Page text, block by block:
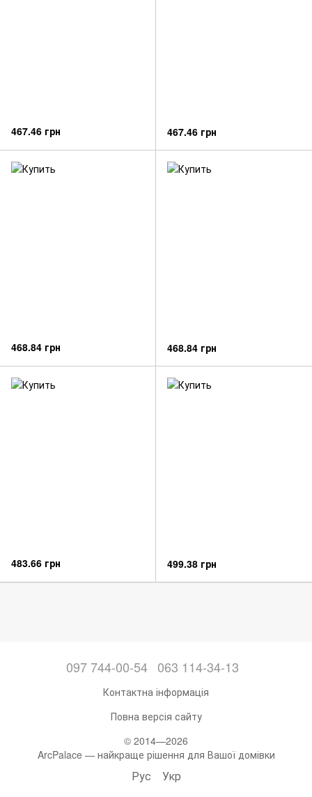
467.46 грн 467.46 грн
468.84 грн 468.84 грн
483.66 грн 499.38 грн
097 744-00-54 063 114-34-13
Контактна інформація
Повна версія сайту
© 2014—2026
ArcPalace — найкраще рішення для Вашої домівки
Рус Укр